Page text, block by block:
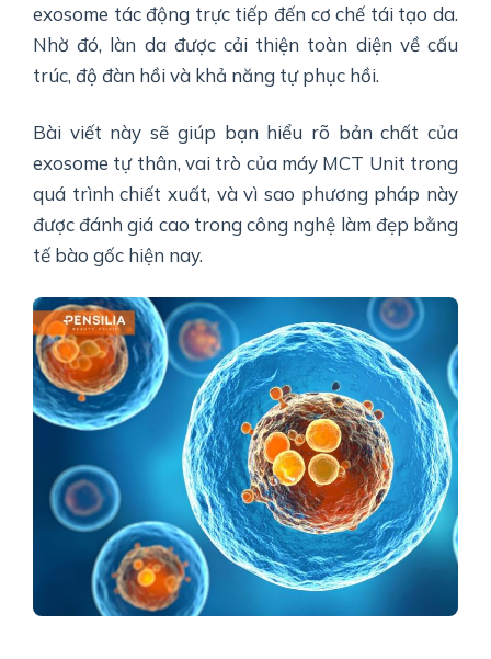
exosome tác động trực tiếp đến cơ chế tái tạo da.
Nhờ đó, làn da được cải thiện toàn diện về cấu
trúc, độ đàn hồi và khả năng tự phục hồi.
Bài viết này sẽ giúp bạn hiểu rõ bản chất của
exosome tự thân, vai trò của máy MCT Unit trong
quá trình chiết xuất, và vì sao phương pháp này
được đánh giá cao trong công nghệ làm đẹp bằng
tế bào gốc hiện nay.